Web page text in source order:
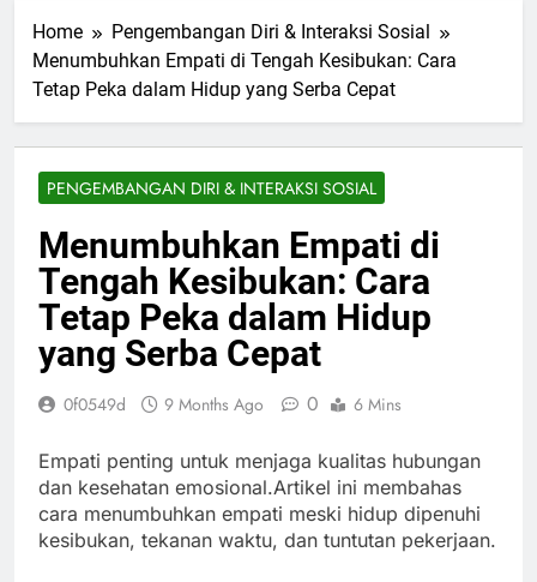
Home
Pengembangan Diri & Interaksi Sosial
Menumbuhkan Empati di Tengah Kesibukan: Cara
Tetap Peka dalam Hidup yang Serba Cepat
PENGEMBANGAN DIRI & INTERAKSI SOSIAL
Menumbuhkan Empati di
Tengah Kesibukan: Cara
Tetap Peka dalam Hidup
yang Serba Cepat
0f0549d 9 Months Ago 0 6 Mins
Empati penting untuk menjaga kualitas hubungan
dan kesehatan emosional.Artikel ini membahas
cara menumbuhkan empati meski hidup dipenuhi
kesibukan, tekanan waktu, dan tuntutan pekerjaan.